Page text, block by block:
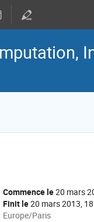
Date/Heure
Commence le20 mars
Finit le20 mars 2013,
Toutes
Europe/Paris